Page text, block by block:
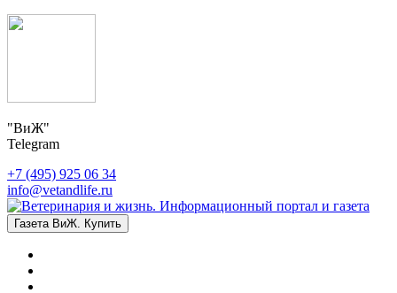
"ВиЖ"
Telegram
+7 (495) 925 06 34
info@vetandlife.ru
Газета ВиЖ. Купить